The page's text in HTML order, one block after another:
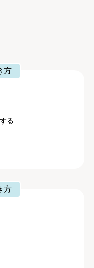
方
る
方